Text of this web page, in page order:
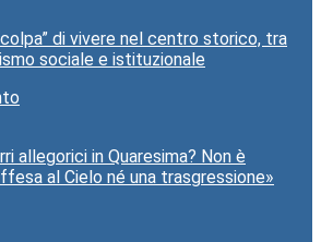
di vivere nel centro storico, tra
sociale e istituzionale
allegorici in Quaresima? Non è
al Cielo né una trasgressione»